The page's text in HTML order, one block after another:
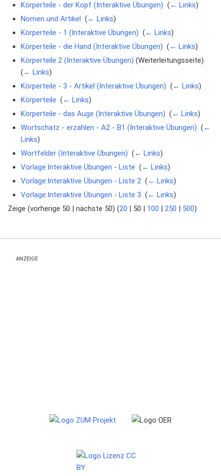
Körperteile - der Kopf (Interaktive Übungen) (← Links)
Nomen und Artikel (← Links)
Körperteile - 1 (Interaktive Übungen) (← Links)
Körperteile - die Hand (Interaktive Übungen) (← Links)
Körperteile 2 (Interaktive Übungen) (Weiterleitungsseite) ‎
(← Links)
Körperteile - 3 - Artikel (Interaktive Übungen) (← Links)
Körperteile (← Links)
Körperteile - das Auge (Interaktive Übungen) (← Links)
Wortschatz - erzählen - A2 - B1 (Interaktive Übungen) (←
Links)
Wortfelder (Interaktive Übungen) (← Links)
Vorlage:Interaktive Übungen - Liste (← Links)
Vorlage:Interaktive Übungen - Liste 2‎ (← Links)
Vorlage:Interaktive Übungen - Liste 3 (← Links)
Zeige (vorherige 50 | nächste 50) (20 | 50 | 100 | 250 | 500)
ANZEIGE